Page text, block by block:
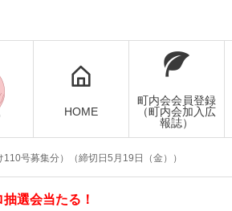
HOME
町内会会員登録
（町内会加入広
報誌）
110号募集分）（締切日5月19日（金））
選会当たる！